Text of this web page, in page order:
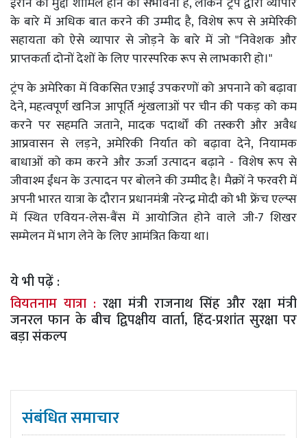
के बारे में अधिक बात करने की उम्मीद है, विशेष रूप से अमेरिकी
सहायता को ऐसे व्यापार से जोड़ने के बारे में जो "निवेशक और
प्राप्तकर्ता दोनों देशों के लिए पारस्परिक रूप से लाभकारी हो।"
ट्रंप के अमेरिका में विकसित एआई उपकरणों को अपनाने को बढ़ावा
देने, महत्वपूर्ण खनिज आपूर्ति शृंखलाओं पर चीन की पकड़ को कम
करने पर सहमति जताने, मादक पदार्थों की तस्करी और अवैध
आप्रवासन से लड़ने, अमेरिकी निर्यात को बढ़ावा देने, नियामक
बाधाओं को कम करने और ऊर्जा उत्पादन बढ़ाने - विशेष रूप से
जीवाश्म ईंधन के उत्पादन पर बोलने की उम्मीद है। मैक्रों ने फरवरी में
अपनी भारत यात्रा के दौरान प्रधानमंत्री नरेन्द्र मोदी को भी फ्रेंच एल्प्स
में स्थित एवियन-लेस-बैंस में आयोजित होने वाले जी-7 शिखर
सम्मेलन में भाग लेने के लिए आमंत्रित किया था।
ये भी पढ़ें :
वियतनाम यात्रा : रक्षा मंत्री राजनाथ सिंह और रक्षा मंत्री
जनरल फान के बीच द्विपक्षीय वार्ता, हिंद-प्रशांत सुरक्षा पर
बड़ा संकल्प
संबंधित समाचार